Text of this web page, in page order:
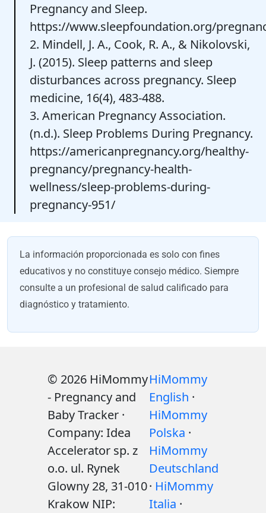
Pregnancy and Sleep.
https://www.sleepfoundation.org/
2. Mindell, J. A., Cook, R. A., & Nikolovski,
J. (2015). Sleep patterns and sleep
disturbances across pregnancy. Sleep
medicine, 16(4), 483-488.
3. American Pregnancy Association.
(n.d.). Sleep Problems During Pregnancy.
https://americanpregnancy.org/healthy-
pregnancy/pregnancy-health-
wellness/sleep-problems-during-
pregnancy-951/
La información proporcionada es solo con fines
educativos y no constituye consejo médico. Siempre
consulte a un profesional de salud calificado para
diagnóstico y tratamiento.
© 2026 HiMommy
- Pregnancy and
Baby Tracker ·
Company: Idea
Accelerator sp. z
o.o. ul. Rynek
Glowny 28, 31-010
Krakow NIP:
HiMommy
English ·
HiMommy
Polska ·
HiMommy
Deutschland
· HiMommy
Italia ·